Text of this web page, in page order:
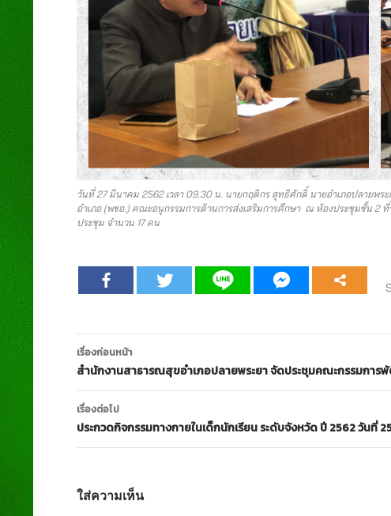
วันที่ 27 มีนาคม 2562 เวลา 09.30 น. นายกฤติกร สุทธิศักดิ์ นายอำเภอปลาย
อำเภอ (พชอ.) คณะอนุกรรมการด้านการส่งเสริมการศึกษา ณ ห้องประชุมชั้น 2 ที่
ประชุม จำนวน 17 คน
เมนู
นำทาง
เรื่อง
เรื่องก่อนหน้า
สำนักงานสาธารณสุขอำเภอปลายพระยา จัดประชุมคณะกรรมกา
เรื่องต่อไป
ประกวดกิจกรรมทางกายในเด็กนักเรียน ระดับจังหวัด ปี 2562 วันที่
ใส่ความเห็น